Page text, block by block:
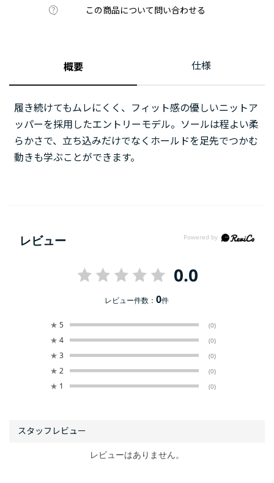
この商品について問い合わせる
概要 仕様
履き続けてもムレにくく、フィット感の優しいニットア
ッパーを採用したエントリーモデル。ソールは程よい柔
らかさで、立ち込みだけでなくホールドを足先でつかむ
動きも学ぶことができます。
レビュー
0.0
レビュー件数：0件
★ 5 (0)
★ 4 (0)
★ 3 (0)
★ 2 (0)
★ 1 (0)
レビューはありません。